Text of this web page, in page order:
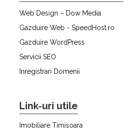
Web Design – Dow Media
Gazduire Web - SpeedHost.ro
Gazduire WordPress
Servicii SEO
Inregistrari Domenii
Link-uri utile
Imobiliare Timisoara